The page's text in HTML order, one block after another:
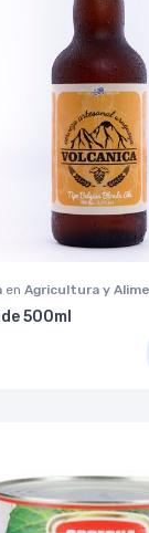
en Agricultura y
500ml